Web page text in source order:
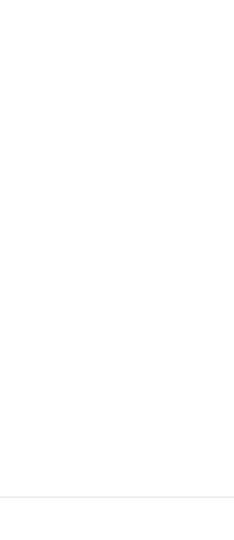
by Marriott
s-a vândut cu
a cramei Villa
la Phoenicia